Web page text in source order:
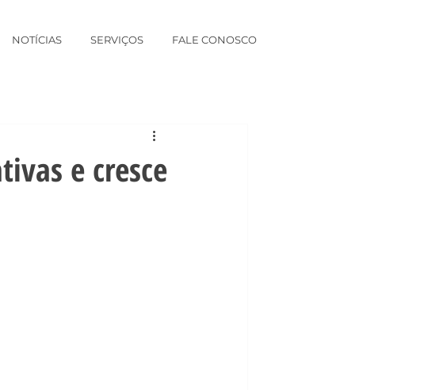
NOTÍCIAS SERVIÇOS FALE CONOSCO
e cresce